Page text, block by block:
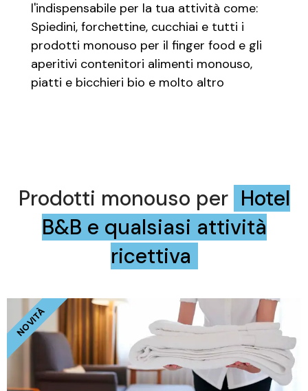
l'indispensabile per la tua attività come:
Spiedini, forchettine, cucchiai e tutti i
prodotti monouso per il finger food e gli
aperitivi contenitori alimenti monouso,
piatti e bicchieri bio e molto altro
Prodotti monouso per Hotel
B&B e qualsiasi attività
ricettiva
NOVITÀ